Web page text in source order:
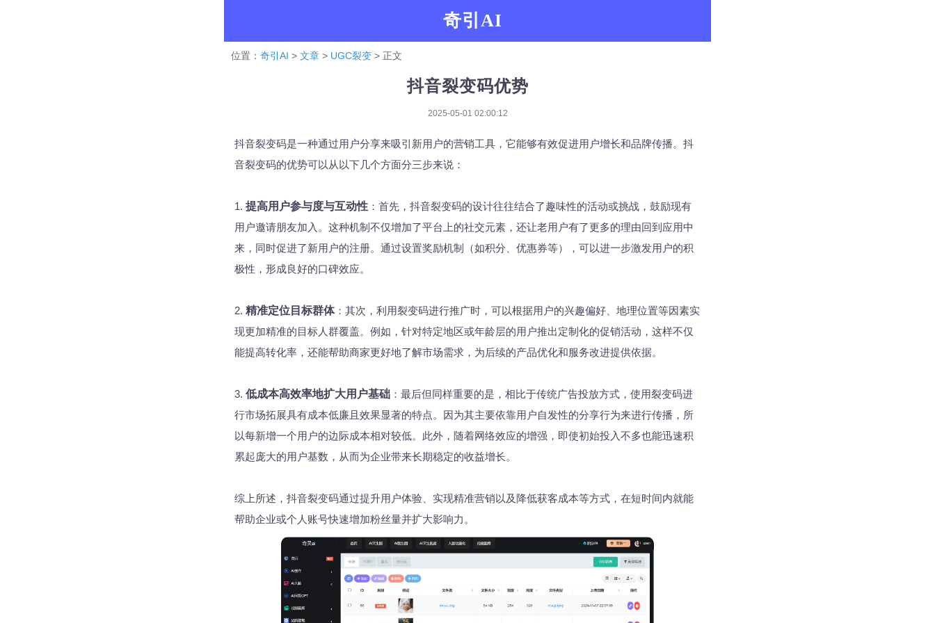
奇引AI
位置： 奇引AI > 文章 > UGC裂变 > 正文
抖音裂变码优势
2025-05-01 02:00:12
抖音裂变码是一种通过用户分享来吸引新用户的营销工具，它能够有效促进用户增长和品牌传播。抖
音裂变码的优势可以从以下几个方面分三步来说：
1. 提高用户参与度与互动性 ：首先，抖音裂变码的设计往往结合了趣味性的活动或挑战，鼓励现有
用户邀请朋友加入。这种机制不仅增加了平台上的社交元素，还让老用户有了更多的理由回到应用中
来，同时促进了新用户的注册。通过设置奖励机制（如积分、优惠券等），可以进一步激发用户的积
极性，形成良好的口碑效应。
2. 精准定位目标群体：其次，利用裂变码进行推广时，可以根据用户的兴趣偏好、地理位置等因素实
现更加精准的目标人群覆盖。例如，针对特定地区或年龄层的用户推出定制化的促销活动，这样不仅
能提高转化率，还能帮助商家更好地了解市场需求，为后续的产品优化和服务改进提供依据。
3. 低成本高效率地扩大用户基础 ：最后但同样重要的是，相比于传统广告投放方式，使用裂变码进
行市场拓展具有成本低廉且效果显著的特点。因为其主要依靠用户自发性的分享行为来进行传播，所
以每新增一个用户的边际成本相对较低。此外，随着网络效应的增强，即使初始投入不多也能迅速积
累起庞大的用户基数，从而为企业带来长期稳定的收益增长。
综上所述，抖音裂变码通过提升用户体验、实现精准营销以及降低获客成本等方式，在短时间内就能
帮助企业或个人账号快速增加粉丝量并扩大影响力。